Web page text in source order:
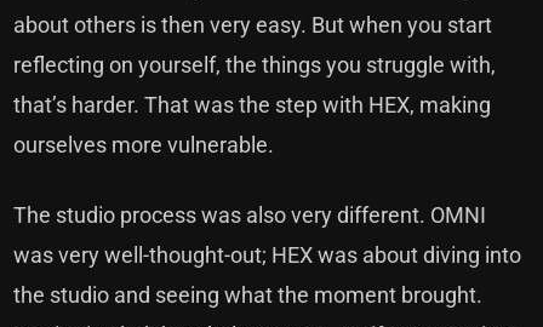
about others is then very easy. But when you start
reflecting on yourself, the things you struggle with,
that’s harder. That was the step with HEX, making
ourselves more vulnerable.
The studio process was also very different. OMNI
was very well-thought-out; HEX was about diving into
the studio and seeing what the moment brought.